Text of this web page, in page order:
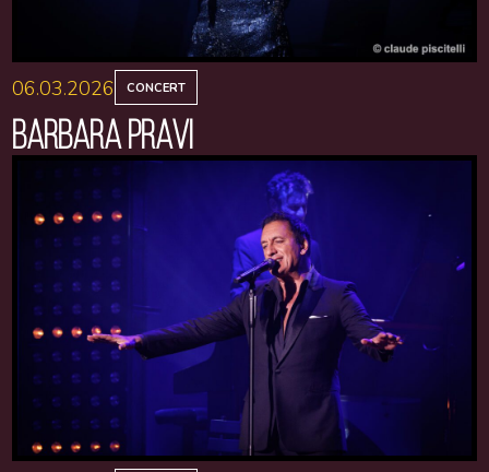
06.03.2026 CONCERT
BARBARA PRAVI